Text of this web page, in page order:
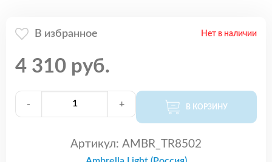
В избранное Нет в наличии
4 310 руб.
- + В КОРЗИНУ
Артикул: AMBR_TR8502